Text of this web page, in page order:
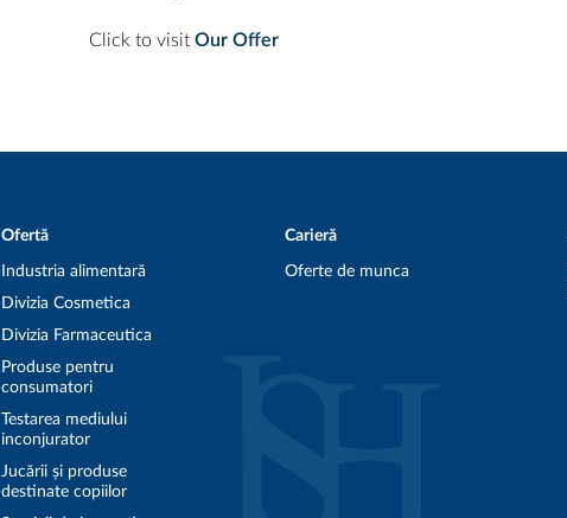
Click to visit Our Offer
Ofertă
Industria alimentară
Divizia Cosmetica
Divizia Farmaceutica
Produse pentru
consumatori
Testarea mediului
inconjurator
Jucării și produse
destinate copiilor
Carieră
Oferte de munca